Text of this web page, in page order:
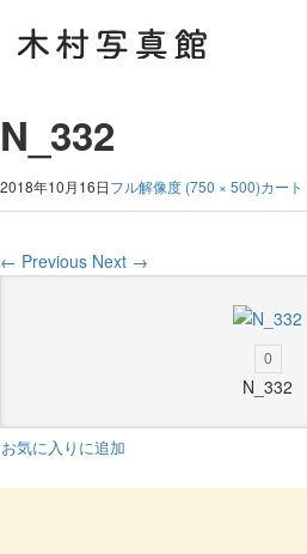
N_332
2018年10月16日フル解像度 (750 × 500)カート
← Previous Next →
0
N_332
お気に入りに追加